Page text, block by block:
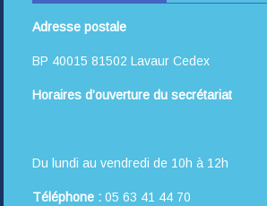
Adresse postale
BP 40015 81502 Lavaur Cedex
Horaires d’ouverture du secrétariat
Du lundi au vendredi de 10h à 12h
Téléphone : 05 63 41 44 70